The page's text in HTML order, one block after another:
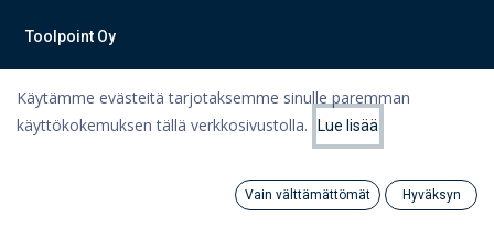
Suosituimmat
Category
Toolpoint Oy
teknisen kaupan ammattilaisilta!
Käytämme evästeitä tarjotaksemme sinulle paremman
käyttökokemuksen tällä verkkosivustolla.
Lue lisää
Vain välttämättömät Hyväksyn